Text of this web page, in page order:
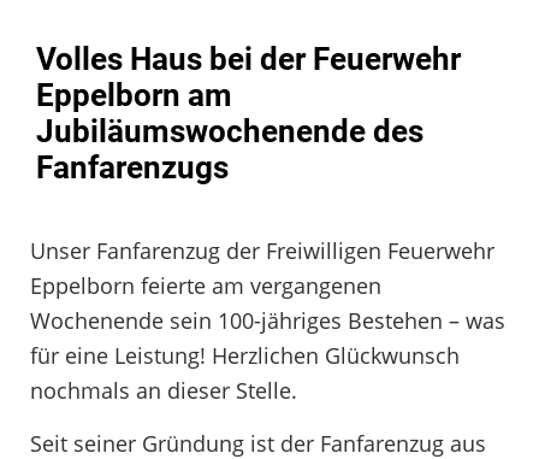
Volles Haus bei der Feuerwehr
Eppelborn am
Jubiläumswochenende des
Fanfarenzugs
Unser Fanfarenzug der Freiwilligen Feuerwehr
Eppelborn feierte am vergangenen
Wochenende sein 100-jähriges Bestehen – was
für eine Leistung! Herzlichen Glückwunsch
nochmals an dieser Stelle.
Seit seiner Gründung ist der Fanfarenzug aus